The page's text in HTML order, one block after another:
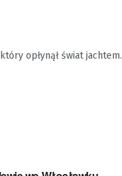
opłynął świat jachtem.